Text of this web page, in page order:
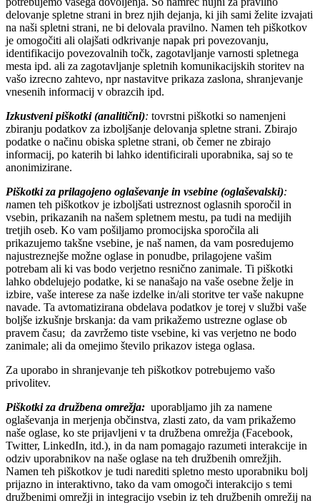
delovanje spletne strani in brez njih dejanja, ki jih sami želite izvajati
na naši spletni strani, ne bi delovala pravilno. Namen teh piškotkov
je omogočiti ali olajšati odkrivanje napak pri povezovanju,
identifikacijo povezovalnih točk, zagotavljanje varnosti spletnega
mesta ipd. ali za zagotavljanje spletnih komunikacijskih storitev na
vašo izrecno zahtevo, npr nastavitve prikaza zaslona, shranjevanje
vnesenih informacij v obrazcih ipd.
Izkustveni piškotki (analitični): tovrstni piškotki so namenjeni
zbiranju podatkov za izboljšanje delovanja spletne strani. Zbirajo
podatke o načinu obiska spletne strani, ob čemer ne zbirajo
informacij, po katerih bi lahko identificirali uporabnika, saj so te
anonimizirane.
Piškotki za prilagojeno oglaševanje in vsebine (oglaševalski):
namen teh piškotkov je izboljšati ustreznost oglasnih sporočil in
vsebin, prikazanih na našem spletnem mestu, pa tudi na medijih
tretjih oseb. Ko vam pošiljamo promocijska sporočila ali
prikazujemo takšne vsebine, je naš namen, da vam posredujemo
najustreznejše možne oglase in ponudbe, prilagojene vašim
potrebam ali ki vas bodo verjetno resnično zanimale. Ti piškotki
lahko obdelujejo podatke, ki se nanašajo na vaše osebne želje in
izbire, vaše interese za naše izdelke in/ali storitve ter vaše nakupne
navade. Ta avtomatizirana obdelava podatkov je torej v službi vaše
boljše izkušnje brskanja: da vam prikažemo ustrezne oglase ob
pravem času; da zavržemo tiste vsebine, ki vas verjetno ne bodo
zanimale; ali da omejimo število prikazov istega oglasa.
Za uporabo in shranjevanje teh piškotkov potrebujemo vašo
privolitev.
Piškotki za družbena omrežja: uporabljamo jih za namene
oglaševanja in merjenja občinstva, zlasti zato, da vam prikažemo
naše oglase, ko ste prijavljeni v ta družbena omrežja (Facebook,
Twitter, LinkedIn, itd.), in da nam pomagajo razumeti interakcije in
odziv uporabnikov na naše oglase na teh družbenih omrežjih.
Namen teh piškotkov je tudi narediti spletno mesto uporabniku bolj
prijazno in interaktivno, tako da vam omogoči interakcijo s temi
družbenimi omrežji in integracijo vsebin iz teh družbenih omrežij na